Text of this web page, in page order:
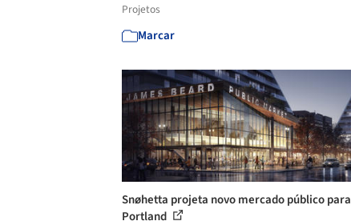
Projetos
Marcar
Snøhetta projeta novo mercado público para
Portland